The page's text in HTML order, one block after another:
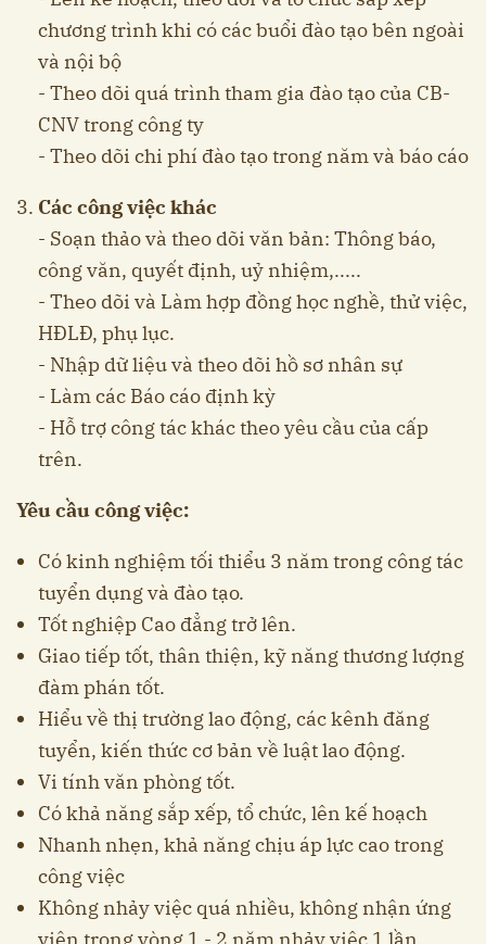
chương trình khi có các buổi đào tạo bên ngoài
và nội bộ
- Theo dõi quá trình tham gia đào tạo của CB-
CNV trong công ty
- Theo dõi chi phí đào tạo trong năm và báo cáo
Các công việc khác
- Soạn thảo và theo dõi văn bản: Thông báo,
công văn, quyết định, uỷ nhiệm,.....
- Theo dõi và Làm hợp đồng học nghề, thử việc,
HĐLĐ, phụ lục.
- Nhập dữ liệu và theo dõi hồ sơ nhân sự
- Làm các Báo cáo định kỳ
- Hỗ trợ công tác khác theo yêu cầu của cấp
trên.
Yêu cầu công việc:
Có kinh nghiệm tối thiểu 3 năm trong công tác
tuyển dụng và đào tạo.
Tốt nghiệp Cao đẳng trở lên.
Giao tiếp tốt, thân thiện, kỹ năng thương lượng
đàm phán tốt.
Hiểu về thị trường lao động, các kênh đăng
tuyển, kiến thức cơ bản về luật lao động.
Vi tính văn phòng tốt.
Có khả năng sắp xếp, tổ chức, lên kế hoạch
Nhanh nhẹn, khả năng chịu áp lực cao trong
công việc
Không nhảy việc quá nhiều, không nhận ứng